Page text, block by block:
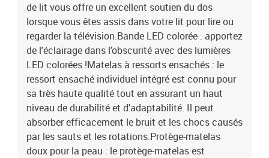
de lit vous offre un excellent soutien du dos
lorsque vous êtes assis dans votre lit pour lire ou
regarder la télévision.Bande LED colorée : apportez
de l'éclairage dans l'obscurité avec des lumières
LED colorées !Matelas à ressorts ensachés : le
ressort ensaché individuel intégré est connu pour
sa très haute qualité tout en assurant un haut
niveau de durabilité et d'adaptabilité. Il peut
absorber efficacement le bruit et les chocs causés
par les sauts et les rotations.Protège-matelas
doux pour la peau : le protège-matelas est